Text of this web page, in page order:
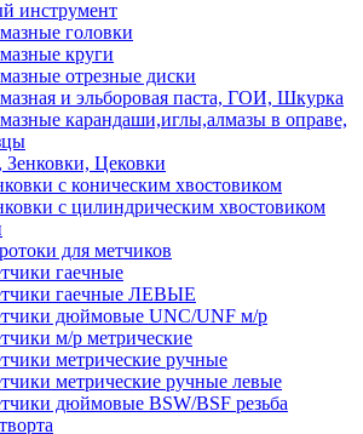
инструмент
головки
круги
отрезные диски
и эльборовая паста, ГОИ, Шкурка
карандаши,иглы,алмазы в оправе,
Зенковки, Цековки
с коническим хвостовиком
с цилиндрическим хвостовиком
для метчиков
гаечные
гаечные ЛЕВЫЕ
дюймовые UNC/UNF м/р
м/р метрические
метрические ручные
метрические ручные левые
дюймовые BSW/BSF резьба